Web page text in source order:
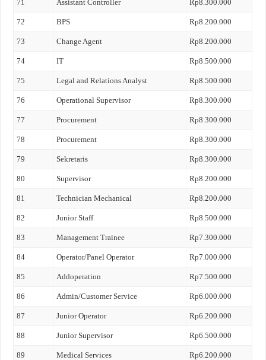
71 Assistant Controller Rp8.300.000
72 BPS Rp8.200.000
73 Change Agent Rp8.200.000
74 IT Rp8.500.000
75 Legal and Relations Analyst Rp8.500.000
76 Operational Supervisor Rp8.300.000
77 Procurement Rp8.300.000
78 Procurement Rp8.300.000
79 Sekretaris Rp8.300.000
80 Supervisor Rp8.200.000
81 Technician Mechanical Rp8.200.000
82 Junior Staff Rp8.500.000
83 Management Trainee Rp7.300.000
84 Operator/Panel Operator Rp7.000.000
85 Addoperation Rp7.500.000
86 Admin/Customer Service Rp6.000.000
87 Junior Operator Rp6.200.000
88 Junior Supervisor Rp6.500.000
89 Medical Services Rp6.200.000